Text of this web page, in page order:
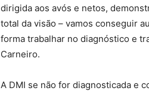
dirigida aos avós e netos,
total da visão – vamos conseguir
forma trabalhar no diagnóstico e
Carneiro.
A DMI se não for diagnosticada e